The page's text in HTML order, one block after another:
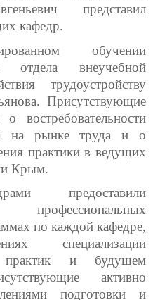
представил
кафедр.
обучении
отдела внеучебной
трудоустройству
Присутствующие
востребовательности
на рынке труда и о
практики в ведущих
Крым.
предоставили
по каждой кафедре,
специализации
практик и будущем
активно
подготовки и